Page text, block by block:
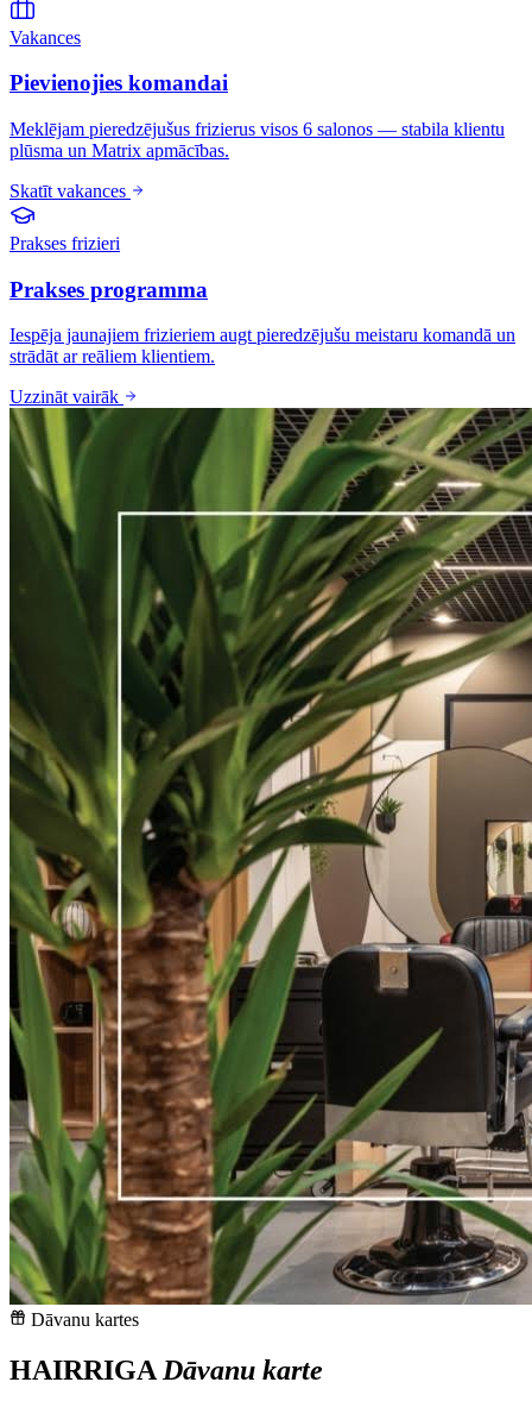
Vakances
Pievienojies komandai
Meklējam pieredzējušus frizierus visos 6 salonos — stabila klientu
plūsma un Matrix apmācības.
Skatīt vakances
Prakses frizieri
Prakses programma
Iespēja jaunajiem frizieriem augt pieredzējušu meistaru komandā un
strādāt ar reāliem klientiem.
Uzzināt vairāk
Dāvanu kartes
HAIRRIGA Dāvanu karte